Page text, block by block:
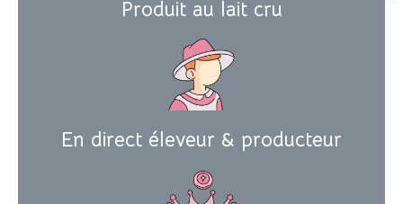
Produit au lait cru
En direct éleveur & producteur